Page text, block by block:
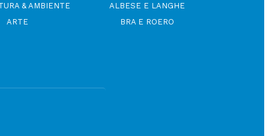
& AMBIENTE
ARTE
ALBESE E LANGHE
BRA E ROERO